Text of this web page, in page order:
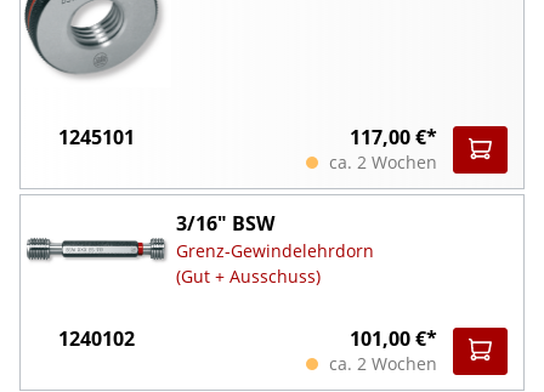
1245101 117,00 €*
ca. 2 Wochen
3/16" BSW
Grenz-Gewindelehrdorn
(Gut + Ausschuss)
1240102 101,00 €*
ca. 2 Wochen